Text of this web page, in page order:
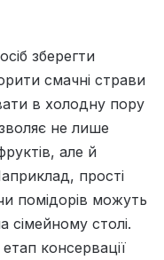
зберегти
смачні страви
в холодну пору
не лише
але й
прості
помідорів можуть
столі.
консервації